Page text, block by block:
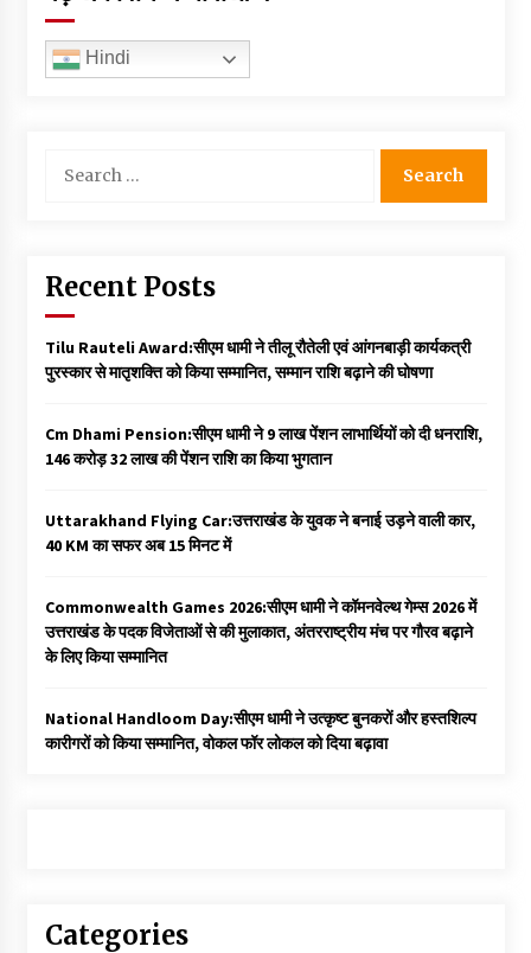
Hindi
for:
Recent Posts
Tilu Rauteli Award:सीएम धामी ने तीलू रौतेली एवं आंगनबाड़ी कार्यकत्री
पुरस्कार से मातृशक्ति को किया सम्मानित, सम्मान राशि बढ़ाने की घोषणा
Cm Dhami Pension:सीएम धामी ने 9 लाख पेंशन लाभार्थियों को दी धनराशि, ₹
146 करोड़ 32 लाख की पेंशन राशि का किया भुगतान
Uttarakhand Flying Car:उत्तराखंड के युवक ने बनाई उड़ने वाली कार,
40 KM का सफर अब 15 मिनट में
Commonwealth Games 2026:सीएम धामी ने कॉमनवेल्थ गेम्स 2026 में
उत्तराखंड के पदक विजेताओं से की मुलाकात, अंतरराष्ट्रीय मंच पर गौरव बढ़ाने
के लिए किया सम्मानित
National Handloom Day:सीएम धामी ने उत्कृष्ट बुनकरों और हस्तशिल्प
कारीगरों को किया सम्मानित, वोकल फॉर लोकल को दिया बढ़ावा
Categories